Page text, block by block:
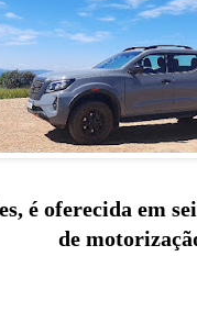
é oferecida em
de